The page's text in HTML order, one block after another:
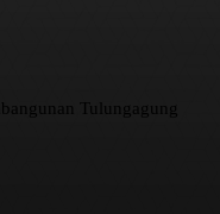
Tulungagung